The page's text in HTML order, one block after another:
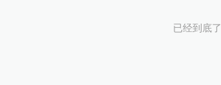
已经到底了